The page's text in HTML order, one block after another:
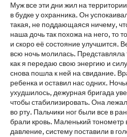
Муж все эти дни жил на
в будке у охранника. Он
такая, не поддающаяся ничему,
наша дочь так похожа на него, то
и скоро её состояние улучшится.
всю ночь молилась.
как я передаю свою энергию и
снова пошла к ней на свидание.
ребенка и оставил нас одних.
ухудшилось, дежурная бригада
чтобы стабилизировать. Она
во рту. Пальчики ног были все в
брали кровь. Маленький
давление, систему поставили в